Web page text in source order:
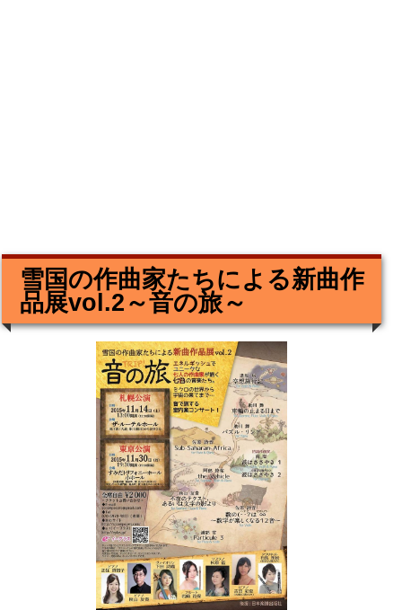
雪国の作曲家たちによる新曲作
品展vol.2～音の旅～